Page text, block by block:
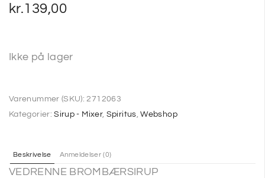
kr.139,00
Ikke på lager
Varenummer (SKU):2712063
Kategorier:Sirup - Mixer, Spiritus,Webshop
Beskrivelse Anmeldelser (0)
VEDRENNE BROMBÆRSIRUP